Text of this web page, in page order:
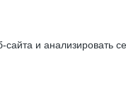
и анализировать